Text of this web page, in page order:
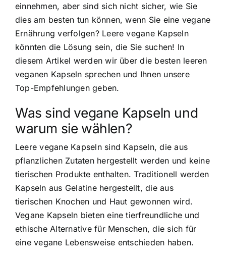
einnehmen, aber sind sich nicht sicher, wie Sie
dies am besten tun können, wenn Sie eine vegane
Ernährung verfolgen? Leere vegane Kapseln
könnten die Lösung sein, die Sie suchen! In
diesem Artikel werden wir über die besten leeren
veganen Kapseln sprechen und Ihnen unsere
Top-Empfehlungen geben.
Was sind vegane Kapseln und
warum sie wählen?
Leere vegane Kapseln sind Kapseln, die aus
pflanzlichen Zutaten hergestellt werden und keine
tierischen Produkte enthalten. Traditionell werden
Kapseln aus Gelatine hergestellt, die aus
tierischen Knochen und Haut gewonnen wird.
Vegane Kapseln bieten einetierfreundliche und
ethische Alternativefür Menschen, die sich für
eine vegane Lebensweise entschieden haben.